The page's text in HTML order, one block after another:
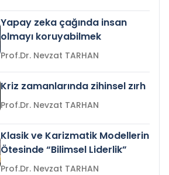
Yapay zeka çağında insan
olmayı koruyabilmek
Prof.Dr. Nevzat TARHAN
Kriz zamanlarında zihinsel zırh
Prof.Dr. Nevzat TARHAN
Klasik ve Karizmatik Modellerin
Ötesinde “Bilimsel Liderlik”
Prof.Dr. Nevzat TARHAN